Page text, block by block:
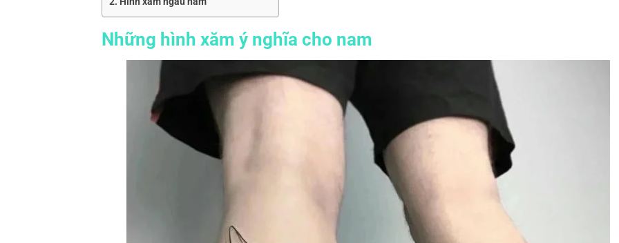
Những hình xăm ý nghĩa cho nam